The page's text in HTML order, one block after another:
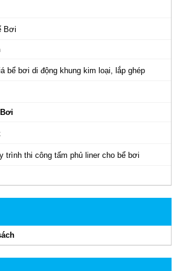
chưa bao gồm phí VAT và phí vận
báo giá chi tiết nhất.
Bơi
bể bơi di động khung kim loại, lắp ghép
trình thi công tấm phủ liner cho bể bơi